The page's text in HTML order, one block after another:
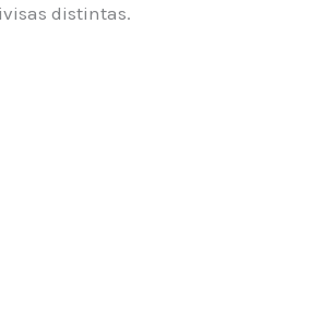
distintas.